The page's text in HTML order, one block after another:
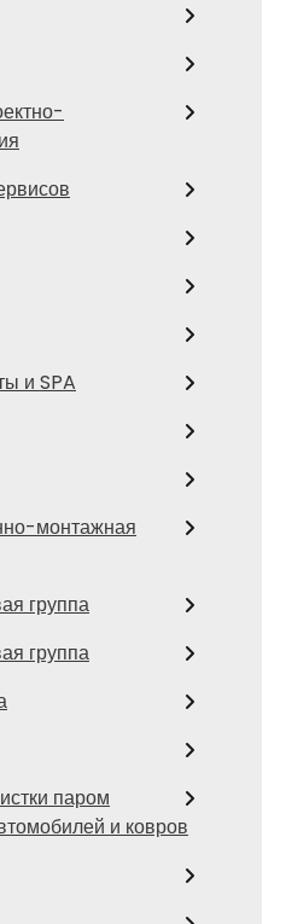
и SPA
монтажная
группа
группа
паром
и ковров